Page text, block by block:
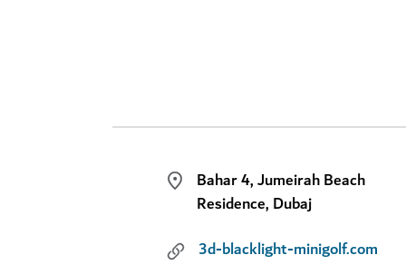
Bahar 4, Jumeirah Beach
Residence, Dubaj
3d-blacklight-minigolf.com